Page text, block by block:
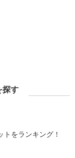
探す
をランキング！